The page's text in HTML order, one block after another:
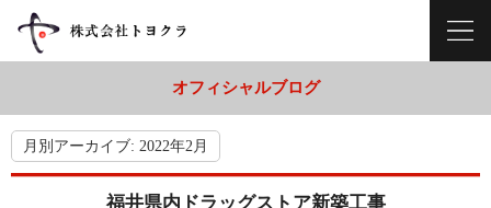
オフィシャルブログ
月別アーカイブ: 2022年2月
福井県内ドラッグストア新築工事